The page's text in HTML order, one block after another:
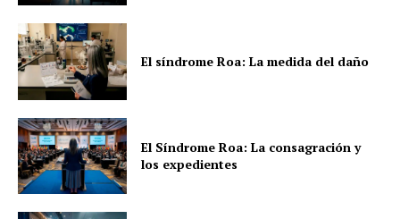
El síndrome Roa: La medida del daño
El Síndrome Roa: La consagración y
los expedientes